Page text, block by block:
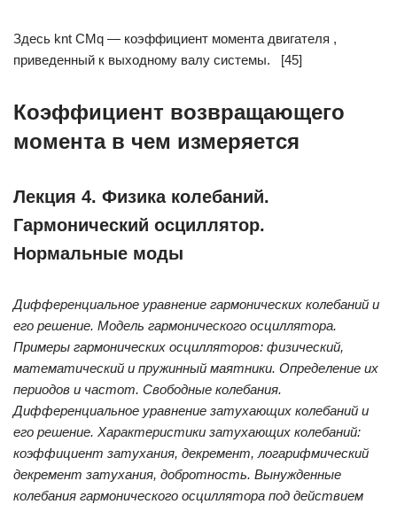
Здесь knt CMq — коэффициент момента двигателя ,
приведенный к выходному валу системы. [45]
Коэффициент возвращающего
момента в чем измеряется
Лекция 4. Физика колебаний.
Гармонический осциллятор.
Нормальные моды
Дифференциальное уравнение гармонических колебаний и
его решение. Модель гармонического осциллятора.
Примеры гармонических осцилляторов: физический,
математический и пружинный маятники. Определение их
периодов и частот. Свободные колебания.
Дифференциальное уравнение затухающих колебаний и
его решение. Характеристики затухающих колебаний:
коэффициент затухания, декремент, логарифмический
декремент затухания, добротность. Вынужденные
колебания гармонического осциллятора под действием